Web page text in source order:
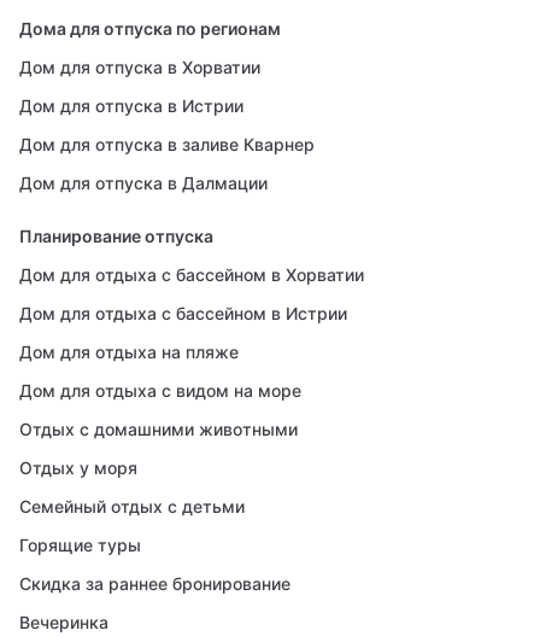
Дома для отпуска по регионам
Дом для отпуска в Хорватии
Дом для отпуска в Истрии
Дом для отпуска в заливе Кварнер
Дом для отпуска в Далмации
Планирование отпуска
Дом для отдыха с бассейном в Хорватии
Дом для отдыха с бассейном в Истрии
Дом для отдыха на пляже
Дом для отдыха с видом на море
Отдых с домашними животными
Отдых у моря
Семейный отдых с детьми
Горящие туры
Скидка за раннее бронирование
Вечеринка